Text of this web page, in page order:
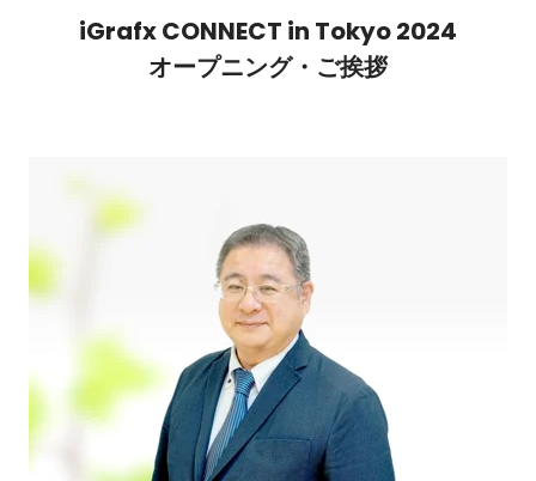
iGrafx CONNECT in Tokyo 2024
オープニング・ご挨拶